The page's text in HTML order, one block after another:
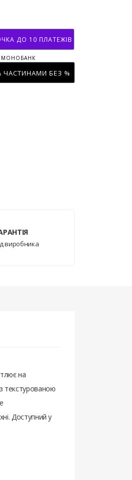
ДО 10 ПЛАТЕЖІВ
ЧАСТИНАМИ БЕЗ %
МОНОБАНК
виробника
на
текстурованою
Доступний у